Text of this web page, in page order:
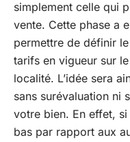
simplement celle qui
vente. Cette phase a
permettre de définir
tarifs en vigueur sur
localité. L’idée sera
sans surévaluation ni
votre bien. En effet,
bas par rapport aux